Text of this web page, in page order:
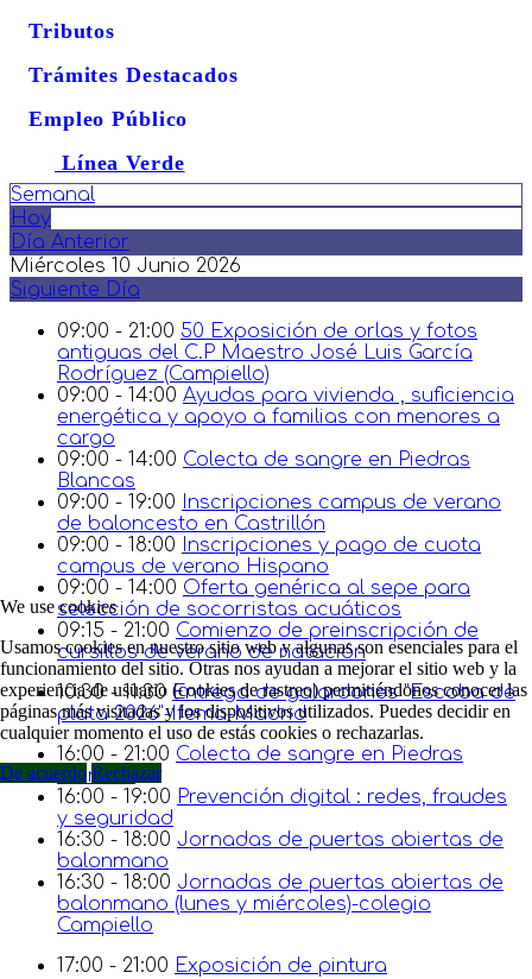
Tributos
Trámites Destacados
Empleo Público
Línea Verde
Semanal
Hoy
Día Anterior
Miércoles 10 Junio 2026
Siguiente Día
09:00 - 21:00 50 Exposición de orlas y fotos
antiguas del C.P Maestro José Luis García
Rodríguez (Campiello)
09:00 - 14:00 Ayudas para vivienda , suficiencia
energética y apoyo a familias con menores a
cargo
09:00 - 14:00 Colecta de sangre en Piedras
Blancas
09:00 - 19:00 Inscripciones campus de verano
de baloncesto en Castrillón
09:00 - 18:00 Inscripciones y pago de cuota
campus de verano Hispano
09:00 - 14:00 Oferta genérica al sepe para
selección de socorristas acuáticos
09:15 - 21:00 Comienzo de preinscripción de
cursillos de verano de natación
10:30 - 11:30 Entrega de galardones "Escoba de
plata 2026"-Ifema-Madrid
16:00 - 21:00 Colecta de sangre en Piedras
Blancas
16:00 - 19:00 Prevención digital : redes, fraudes
y seguridad
16:30 - 18:00 Jornadas de puertas abiertas de
balonmano
16:30 - 18:00 Jornadas de puertas abiertas de
balonmano (lunes y miércoles)-colegio
Campiello
17:00 - 21:00 Exposición de pintura
We use cookies
Usamos cookies en nuestro sitio web y algunas son esenciales para el
funcionamiento del sitio. Otras nos ayudan a mejorar el sitio web y la
experiencia de usuario (cookies de rastreo) permitiéndonos conocer las
páginas más visitadas y los dispositivos utilizados. Puedes decidir en
cualquier momento el uso de estás cookies o rechazarlas.
De acuerdo Rechazar